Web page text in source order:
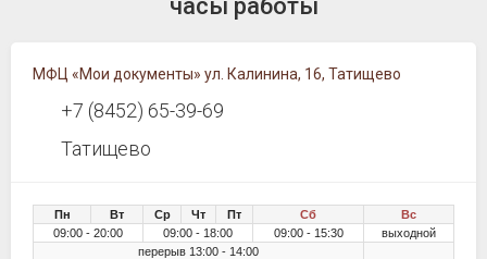
часы работы
МФЦ «Мои документы» ул. Калинина, 16, Татищево
+7 (8452) 65-39-69
Татищево
Пн Вт Ср Чт Пт Сб
Вс
09:00 - 20:00
09:00 - 18:00 09:00 - 15:30
выходной
перерыв 13:00 - 14:00